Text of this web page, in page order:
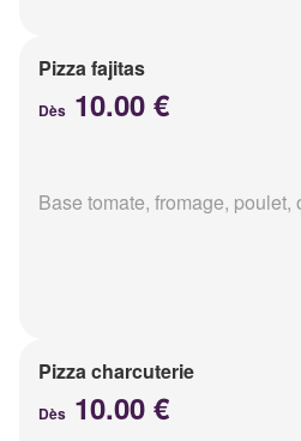
Pizza fajitas
Dès 10.00 €
Base tomate, fromage,
Pizza charcuterie
Dès 10.00 €